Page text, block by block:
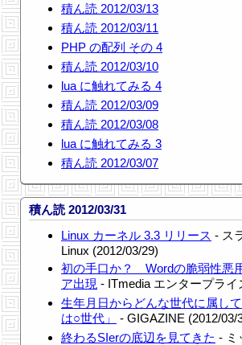
積ん読 2012/03/13
積ん読 2012/03/11
PHP の配列 その 4
積ん読 2012/03/10
lua に触れてみる 4
積ん読 2012/03/09
積ん読 2012/03/08
lua に触れてみる 3
積ん読 2012/03/07
積ん読 2012/03/31
Linux カーネル 3.3 リリース - ス
Linux (2012/03/29)
初の手口か？ Wordの脆弱性悪
ア出現 - ITmedia エンタープライ
生年月日からどんな世代に属し
は○世代」
- GIGAZINE (2012/03/
終わるSIerの底辺を見てきた - ミ